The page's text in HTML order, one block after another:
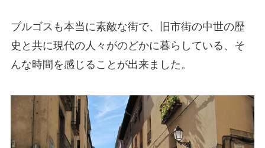
ブルゴスも本当に素敵な街で、旧市街の中世の歴
史と共に現代の人々がのどかに暮らしている、そ
んな時間を感じることが出来ました。